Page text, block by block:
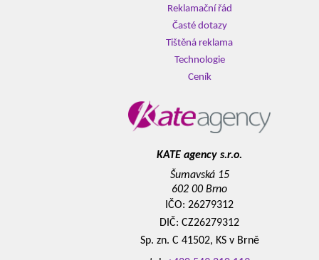
Reklamační řád
Časté dotazy
Tištěná reklama
Technologie
Ceník
KATE agency s.r.o.
Šumavská 15
602 00 Brno
IČO: 26279312
DIČ: CZ26279312
Sp. zn. C 41502, KS v Brně